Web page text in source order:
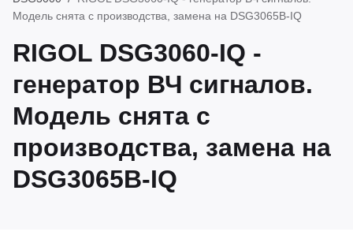
измерительное
и усилители
оборудование
и аттестация поставляемого
поддержка оборудования
измерений по задаче
Модель снята с производства, замена на DSG3065B-IQ
RIGOL DSG3060-IQ -
генератор ВЧ сигналов.
Модель снята с
производства, замена на
DSG3065B-IQ